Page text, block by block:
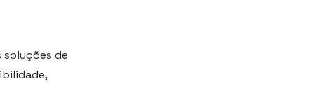
soluções de